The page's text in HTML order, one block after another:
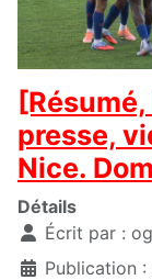
presse,
Nice.
Détails
Écrit par :
Publication